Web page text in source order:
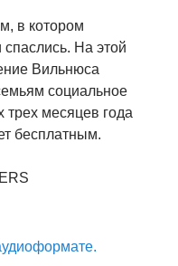
в котором
На этой
Вильнюса
социальное
трех месяцев года
бесплатным.